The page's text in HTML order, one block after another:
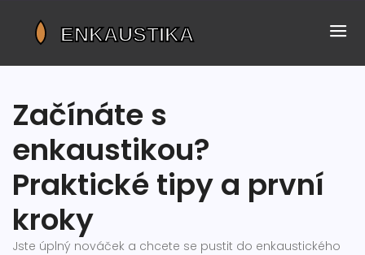
Začínáte s
enkaustikou?
Praktické tipy a první
kroky
Jste úplný nováček a chcete se pustit do enkaustického